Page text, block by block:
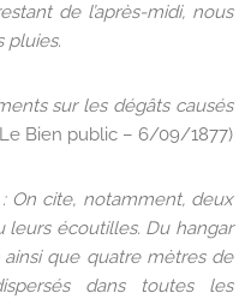
de l’après-midi, nous
pluies.
sur les dégâts causés
Bien public – 6/09/1877)
: On cite, notamment, deux
leurs écoutilles. Du hangar
que quatre mètres de
dans toutes les